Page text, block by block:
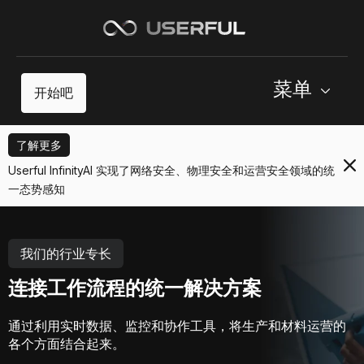
开始吧 菜单
了解更多
Userful InfinityAI 实现了网络安全、物理安全和运营安全领域的统
一态势感知
我们的行业专长
连接工作流程的统一解决方案
通过利用实时数据、监控和协作工具，将生产和材料运营的
各个方面结合起来。